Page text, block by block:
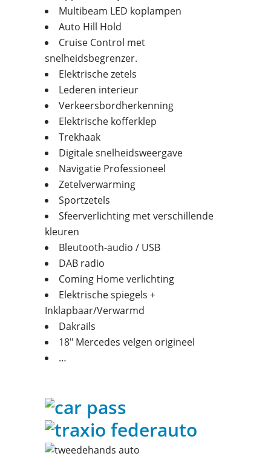
Multibeam LED koplampen
Auto Hill Hold
Cruise Control met
snelheidsbegrenzer.
Elektrische zetels
Lederen interieur
Verkeersbordherkenning
Elektrische kofferklep
Trekhaak
Digitale snelheidsweergave
Navigatie Professioneel
Zetelverwarming
Sportzetels
Sfeerverlichting met verschillende
kleuren
Bleutooth-audio / USB
DAB radio
Coming Home verlichting
Elektrische spiegels +
Inklapbaar/Verwarmd
Dakrails
18″ Mercedes velgen origineel
…